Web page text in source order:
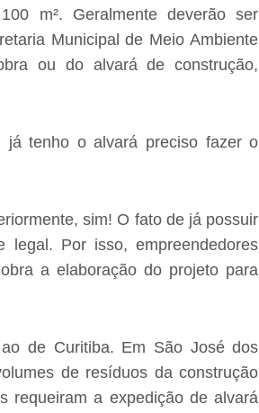
m². Geralmente deverão ser
Municipal de Meio Ambiente
ou do alvará de construção,
já tenho o alvará preciso fazer o
sim! O fato de já possuir
Por isso, empreendedores
a elaboração do projeto para
de Curitiba. Em São José dos
de resíduos da construção
requeiram a expedição de alvará